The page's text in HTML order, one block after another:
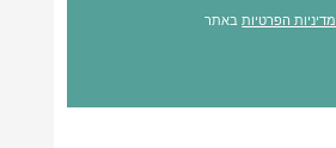
מדיניות הפרטיותבאתר